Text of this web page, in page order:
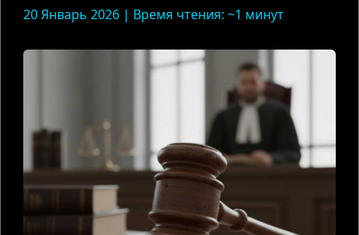
20 Январь 2026 | Время чтения: ~1 минут